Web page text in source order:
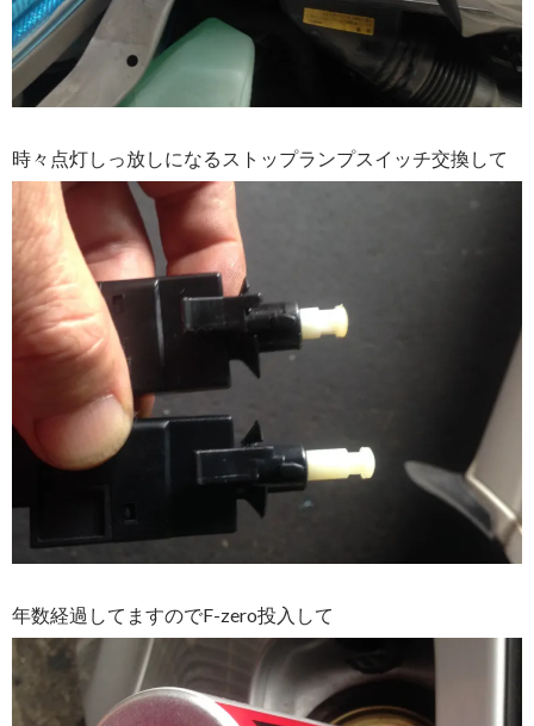
時々点灯しっ放しになるストップランプスイッチ交換して
年数経過してますのでF-zero投入して